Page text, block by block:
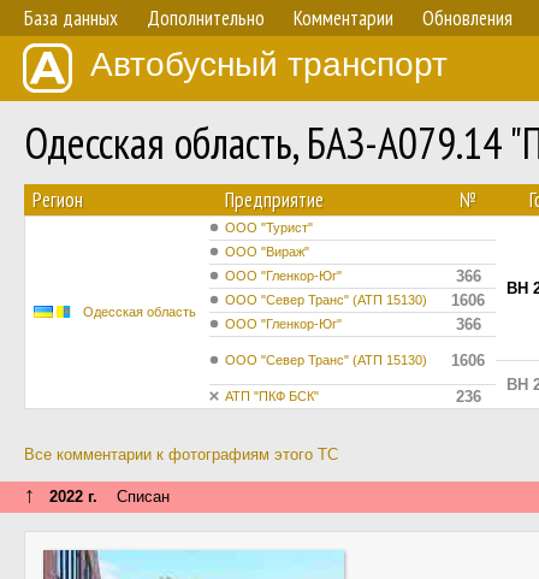
База данных Дополнительно Комментарии Обновления
Автобусный транспорт
Одесская область, БАЗ-
Регион Предприятие №
Одесская область
ООО "Турист"
BH
ООО "Вираж"
ООО "Гленкор-Юг"
366
ООО "Север Транс" (АТП 15130) 1606
ООО "Гленкор-Юг" 366
ООО "Север Транс" (АТП 15130)
1606
BH
АТП "ПКФ БСК" 236
Все комментарии к фотографиям этого ТС
↑ 2022 г. Списан